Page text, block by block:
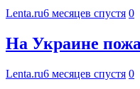
Lenta.ru6 месяцев спустя 0
На Украине
Lenta.ru6 месяцев спустя 0